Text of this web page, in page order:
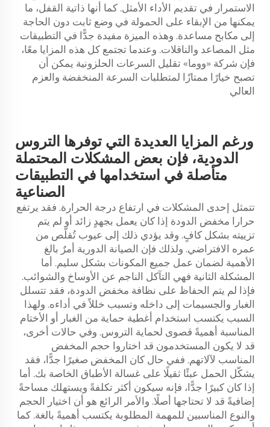
الاستمرار في تقديم الأداء الأمثل. كما أنها ذاتية القفل، ما
يمكنها من الإبقاء على الحمولة في وضع ثابت دون الحاجة
إلى مكابح مساعدة. وهذه الميزة مفيدة جدًّا في التطبيقات
مثل المصاعد والناقلات. وعندما تجتمع كل هذه المزايا معًا،
فإن شركة «ووما» تقليل السرعات الحلزونية يمكن أن
تصبح خيارًا ممتازًا لمتطلبات السرعة المنخفضة والعزم
العالي
ورغم المزايا العديدة التي توفرها التروس
الدودية، فإن بعض المشكلات المحتملة
متأصلة في استخدامها في التطبيقات
الصناعية
تتمثل إحدى المشكلات في ارتفاع درجة الحرارة. فقد يرتفع
حرارا مخفض الدودة إذا كان يعمل بجهدٍ زائد أو لم يتم
تزييته بشكل كافٍ. وقد يؤدي ذلك إلى عيوب تُقلّص من
عمره الافتراضي. ولذلك فإن الصيانة الدورية أمرٌ بالغ
الأهمية لضمان عمل جميع المكونات بشكل سليم. أما
المشكلة الثانية فهي التآكل الناجم عن الأوساخ والشوائب.
فإذا لم يتم الحفاظ على نظافة مخفض الدودة، فقد تتسلل
الغبار والجسيمات إلى داخله وتسبب خللاً في أداءه. ولهذا
السبب يكتسب استخدام أغطية حماية من الغبار أو الأختام
المناسبة أهميةً قصوى لحماية التروس. وفي حالات أخرى،
قد لا يكون المستخدمون قد اختاروا حجم المخفض
المناسب لآلاتهم. ففي حال كان المخفض صغيرًا جدًّا، فقد
يشكّل الحمل عبئًا ثقيلًا على غسالة الأطباق الخاصة بك. أما
إذا كان كبيرًا جدًّا، فإنه سيكون أكثر تكلفةً ويستهلك مساحةً
إضافيةً قد لا تحتاجها أصلًا. والأمر الرائع هو أن اختيار الحجم
والنوع المناسبين للمهمة المطلوبة يكتسب أهميةً بالغة. كما